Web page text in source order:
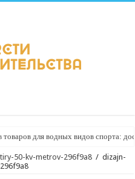
товаров для водных видов спорта:
50-kv-metrov-296f9a8 / dizajn-